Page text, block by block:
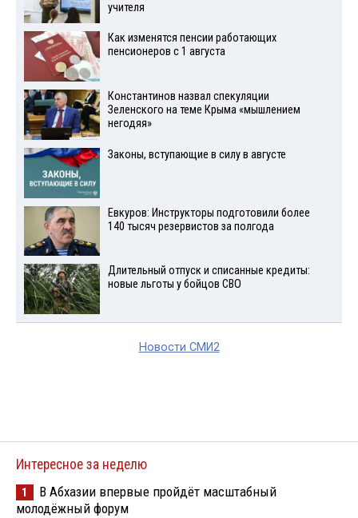
учителя
Как изменятся пенсии работающих
пенсионеров с 1 августа
Константинов назвал спекуляции
Зеленского на теме Крыма «мышлением
негодяя»
Законы, вступающие в силу в августе
Евкуров: Инструкторы подготовили более
140 тысяч резервистов за полгода
Длительный отпуск и списанные кредиты:
новые льготы у бойцов СВО
Новости СМИ2
Интересное за неделю
1
В Абхазии впервые пройдёт масштабный
молодёжный форум